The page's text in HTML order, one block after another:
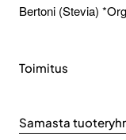
Bertoni (Stevia)
Toimitus
Samasta